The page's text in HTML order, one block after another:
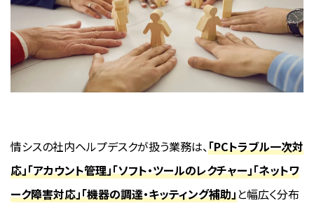
情シスの社内ヘルプデスクが扱う業務は、「PCトラブル一次対
応」「アカウント管理」「ソフト・ツールのレクチャー」「ネットワ
ーク障害対応」「機器の調達・キッティング補助」と幅広く分布